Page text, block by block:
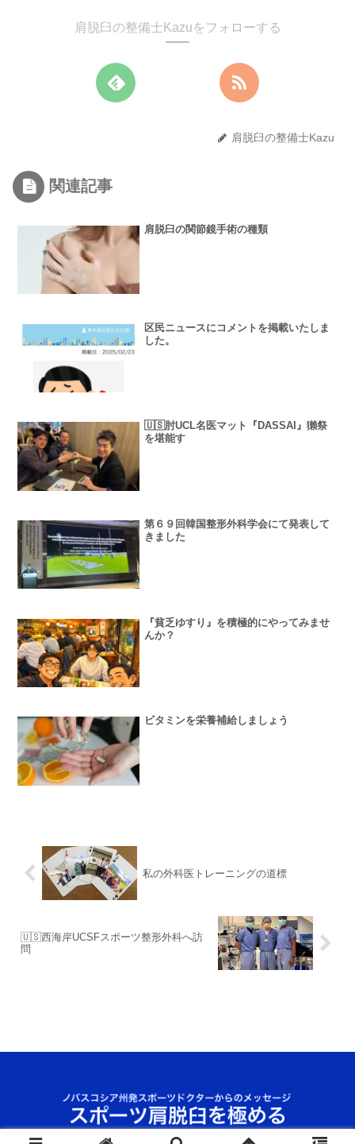
肩脱臼の整備士Kazuをフォローする
肩脱臼の整備士Kazu
関連記事
肩脱臼の関節鏡手術の種類
区民ニュースにコメントを掲載いたしま
した。
🇺🇸肘UCL名医マット『DASSAI』獺祭
を堪能す
第６９回韓国整形外科学会にて発表して
きました
『貧乏ゆすり』を積極的にやってみませ
んか？
ビタミンを栄養補給しましょう
私の外科医トレーニングの道標
🇺🇸西海岸UCSFスポーツ整形外科へ訪
問